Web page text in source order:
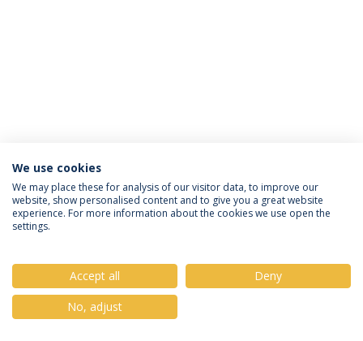
Política de Privacidade
Termos & Condições
Direitos do Titular dos Dados
© 2026 Universidade Católica Portuguesa
We use cookies
We may place these for analysis of our visitor data, to improve our
website, show personalised content and to give you a great website
experience. For more information about the cookies we use open the
settings.
Accept all
Deny
No, adjust